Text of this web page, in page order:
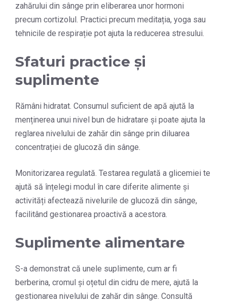
zahărului din sânge prin eliberarea unor hormoni
precum cortizolul. Practici precum meditația, yoga sau
tehnicile de respirație pot ajuta la reducerea stresului.
Sfaturi practice și
suplimente
Rămâni hidratat. Consumul suficient de apă ajută la
menținerea unui nivel bun de hidratare și poate ajuta la
reglarea nivelului de zahăr din sânge prin diluarea
concentrației de glucoză din sânge.
Monitorizarea regulată. Testarea regulată a glicemiei te
ajută să înțelegi modul în care diferite alimente și
activități afectează nivelurile de glucoză din sânge,
facilitând gestionarea proactivă a acestora.
Suplimente alimentare
S-a demonstrat că unele suplimente, cum ar fi
berberina, cromul și oțetul din cidru de mere, ajută la
gestionarea nivelului de zahăr din sânge. Consultă